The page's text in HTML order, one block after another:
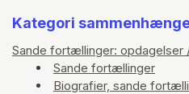
Kategori
Sande fortællinger: opdagelser
Sande fortællinger
Biografier, sande